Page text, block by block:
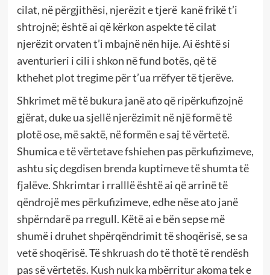
cilat, në përgjithësi, njerëzit e tjerë kanë frikë t’i
shtrojnë; është ai që kërkon aspekte të cilat
njerëzit orvaten t’i mbajnë nën hije. Ai është si
aventurieri i cili i shkon në fund botës, që të
kthehet plot tregime për t’ua rrëfyer të tjerëve.
Shkrimet më të bukura janë ato që ripërkufizojnë
gjërat, duke ua sjellë njerëzimit në një formë të
plotë ose, më saktë, në formën e saj të vërtetë.
Shumica e të vërtetave fshiehen pas përkufizimeve,
ashtu siç degdisen brenda kuptimeve të shumta të
fjalëve. Shkrimtar i rralllë është ai që arrinë të
qëndrojë mes përkufizimeve, edhe nëse ato janë
shpërndarë pa rregull. Këtë ai e bën sepse më
shumë i druhet shpërqëndrimit të shoqërisë, se sa
vetë shoqërisë. Të shkruash do të thotë të rendësh
pas së vërtetës. Kush nuk ka mbërritur akoma tek e